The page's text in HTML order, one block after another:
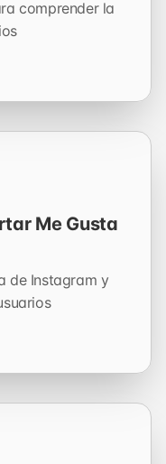
comprender la
Me Gusta
de Instagram y